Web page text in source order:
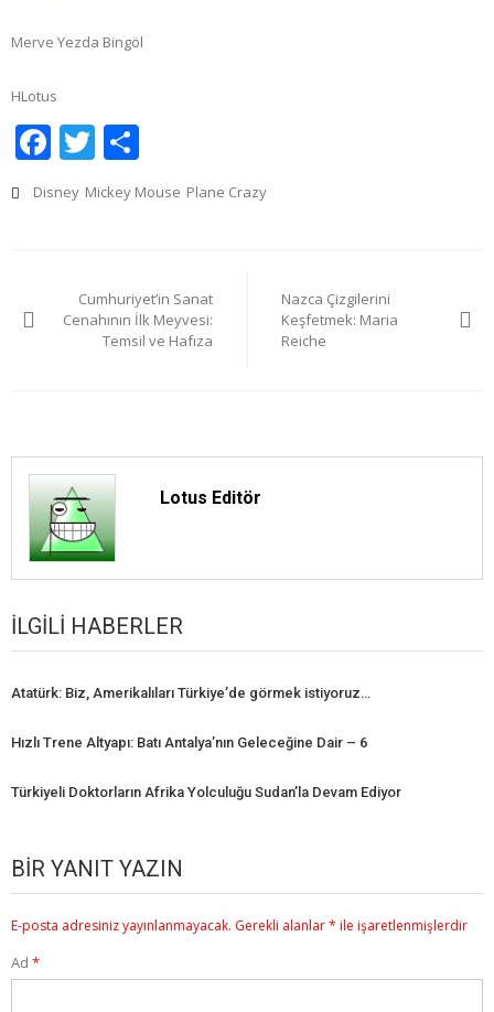
Merve Yezda Bingöl
HLotus
Facebook
Twitter
Disney Mickey Mouse Plane Crazy
gezinmesi
Cumhuriyet’in Sanat
Cenahının İlk Meyvesi:
Temsil ve Hafıza
Nazca Çizgilerini
Keşfetmek: Maria
Reiche
Lotus Editör
İLGILI HABERLER
Atatürk: Biz, Amerikalıları Türkiye’de görmek istiyoruz…
Hızlı Trene Altyapı: Batı Antalya’nın Geleceğine Dair – 6
Türkiyeli Doktorların Afrika Yolculuğu Sudan’la Devam Ediyor
BIR YANIT YAZIN
E-posta adresiniz yayınlanmayacak. Gerekli alanlar* ile işaretlenmişlerdir
Ad *